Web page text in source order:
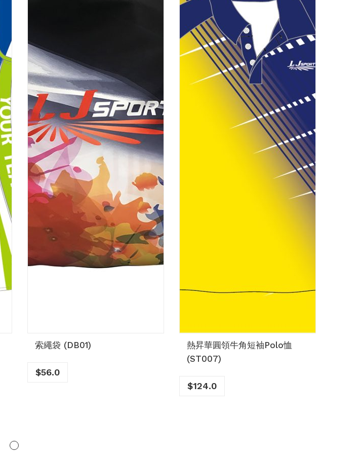
索繩袋 (DB01)
$56.0
熱昇華圓領牛角短袖Polo恤
(ST007)
$124.0